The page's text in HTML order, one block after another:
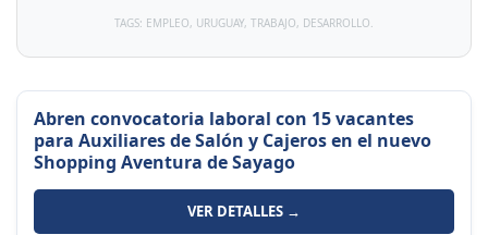
TAGS: EMPLEO, URUGUAY, TRABAJO, DESARROLLO.
Abren convocatoria laboral con 15 vacantes
para Auxiliares de Salón y Cajeros en el nuevo
Shopping Aventura de Sayago
VER DETALLES →